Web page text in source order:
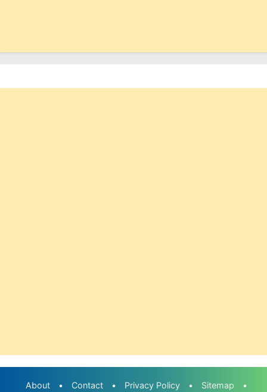
About • Contact • Privacy Policy • Sitemap •